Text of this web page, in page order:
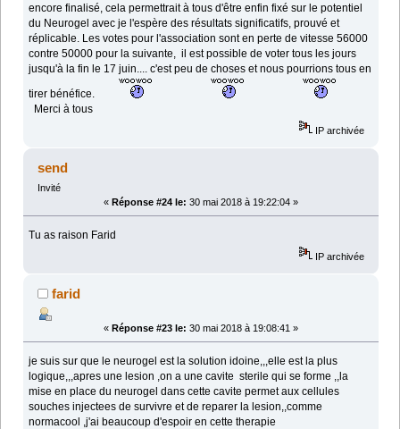
encore finalisé, cela permettrait à tous d'être enfin fixé sur le potentiel
du Neurogel avec je l'espère des résultats significatifs, prouvé et
réplicable. Les votes pour l'association sont en perte de vitesse 56000
contre 50000 pour la suivante, il est possible de voter tous les jours
jusqu'à la fin le 17 juin.... c'est peu de choses et nous pourrions tous en
tirer bénéfice.
Merci à tous
IP archivée
send
Invité
« Réponse #24 le: 30 mai 2018 à 19:22:04 »
Tu as raison Farid
IP archivée
farid
« Réponse #23 le: 30 mai 2018 à 19:08:41 »
je suis sur que le neurogel est la solution idoine,,,elle est la plus
logique,,,apres une lesion ,on a une cavite sterile qui se forme ,,la
mise en place du neurogel dans cette cavite permet aux cellules
souches injectees de survivre et de reparer la lesion,,comme
normacool ,j'ai beaucoup d'espoir en cette therapie